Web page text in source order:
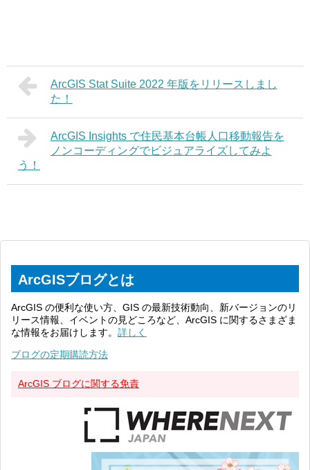
ArcGIS Stat Suite 2022 年版をリリースしまし
た！
ArcGIS Insights で住民基本台帳人口移動報告を
ノンコーディングでビジュアライズしてみよ
う！
ArcGISブログとは
ArcGIS の便利な使い方、GIS の最新技術動向、新バージョンのリ
リース情報、イベントの見どころなど、ArcGIS に関するさまざま
な情報をお届けします。 詳しく
ブログの定期購読方法
ArcGIS ブログに関する免責